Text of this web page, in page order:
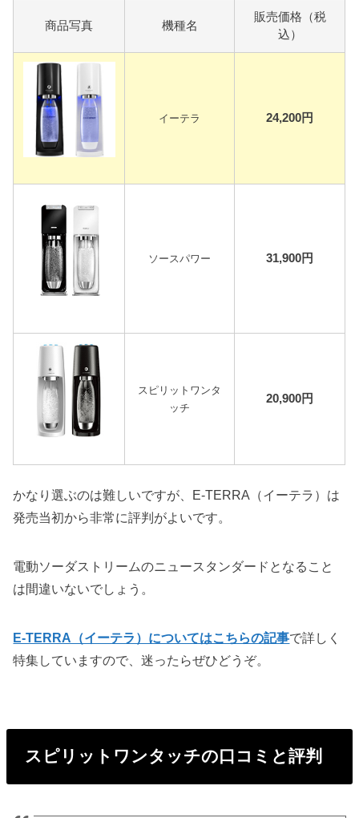
商品写真 機種名
販売価格（税
込）
イーテラ 24,200円
ソースパワー 31,900円
スピリットワンタ
ッチ
20,900円
かなり選ぶのは難しいですが、E-TERRA（イーテラ）は
発売当初から非常に評判がよいです。
電動ソーダストリームのニュースタンダードとなること
は間違いないでしょう。
E-TERRA（イーテラ）についてはこちらの記事で詳しく
特集していますので、迷ったらぜひどうぞ。
スピリットワンタッチの口コミと評判